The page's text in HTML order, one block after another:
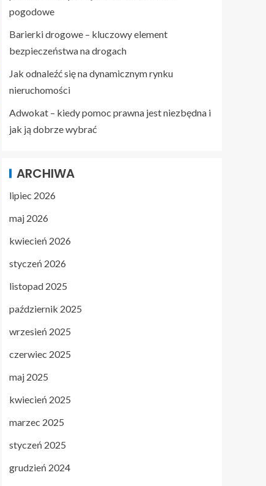
pogodowe
Barierki drogowe – kluczowy element
bezpieczeństwa na drogach
Jak odnaleźć się na dynamicznym rynku
nieruchomości
Adwokat – kiedy pomoc prawna jest niezbędna i
jak ją dobrze wybrać
ARCHIWA
lipiec 2026
maj 2026
kwiecień 2026
styczeń 2026
listopad 2025
październik 2025
wrzesień 2025
czerwiec 2025
maj 2025
kwiecień 2025
marzec 2025
styczeń 2025
grudzień 2024